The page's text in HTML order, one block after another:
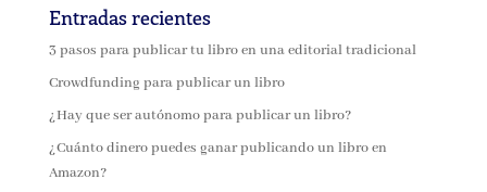
Entradas recientes
3 pasos para publicar tu libro en una editorial tradicional
Crowdfunding para publicar un libro
¿Hay que ser autónomo para publicar un libro?
¿Cuánto dinero puedes ganar publicando un libro en
Amazon?